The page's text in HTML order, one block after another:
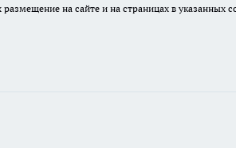
размещение на сайте и на страницах в